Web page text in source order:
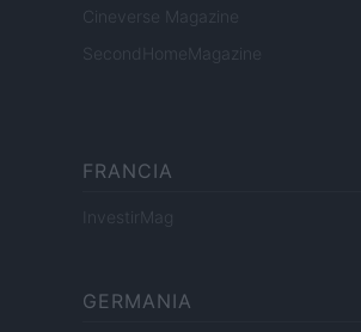
Cineverse Magazine
SecondHomeMagazine
FRANCIA
InvestirMag
GERMANIA